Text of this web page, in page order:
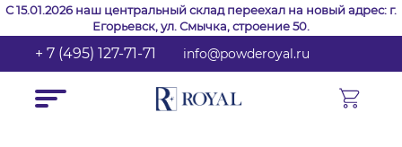
С 15.01.2026 наш центральный склад переехал на новый адрес: г.
Егорьевск, ул. Смычка, строение 50.
+ 7 (495) 127-71-71 info@powderoyal.ru